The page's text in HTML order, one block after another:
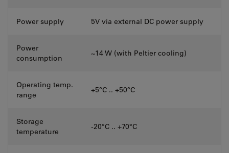
Power supply 5V via external DC power supply
Power
consumption
~14 W (with Peltier cooling)
Operating temp.
range
+5°C .. +50°C
Storage
temperature
-20°C .. +70°C